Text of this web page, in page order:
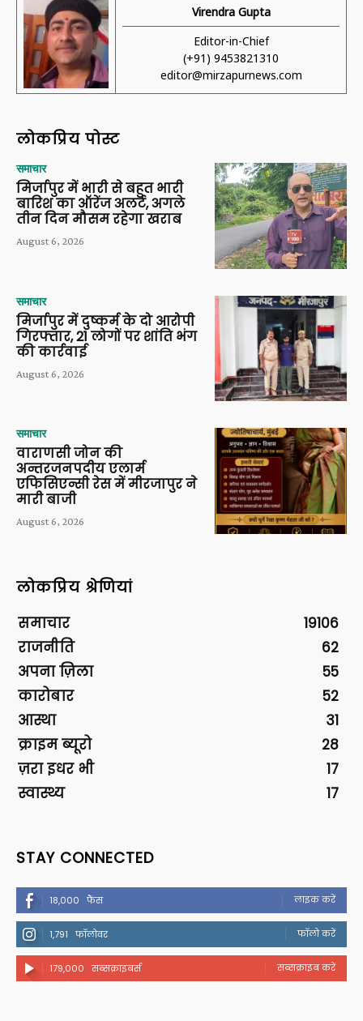
Virendra Gupta
Editor-in-Chief
(+91) 9453821310
editor@mirzapurnews.com
लोकप्रिय पोस्ट
समाचार
मिर्जापुर में भारी से बहुत भारी
बारिश का ऑरेंज अलर्ट, अगले
तीन दिन मौसम रहेगा खराब
August 6, 2026
समाचार
मिर्जापुर में दुष्कर्म के दो आरोपी
गिरफ्तार, 21 लोगों पर शांति भंग
की कार्रवाई
August 6, 2026
समाचार
वाराणसी जोन की
अन्तरजनपदीय एलार्म
एफिसिएन्सी रेस में मीरजापुर ने
मारी बाजी
August 6, 2026
लोकप्रिय श्रेणियां
समाचार
19106
राजनीति
62
अपना ज़िला
55
कारोबार
52
आस्था
31
क्राइम ब्यूरो
28
ज़रा इधर भी
17
स्वास्थ्य
17
STAY CONNECTED
18,000 फैंस लाइक करें
1,791 फॉलोवर फॉलो करें
179,000 सब्सक्राइबर्स सब्सक्राइब करें